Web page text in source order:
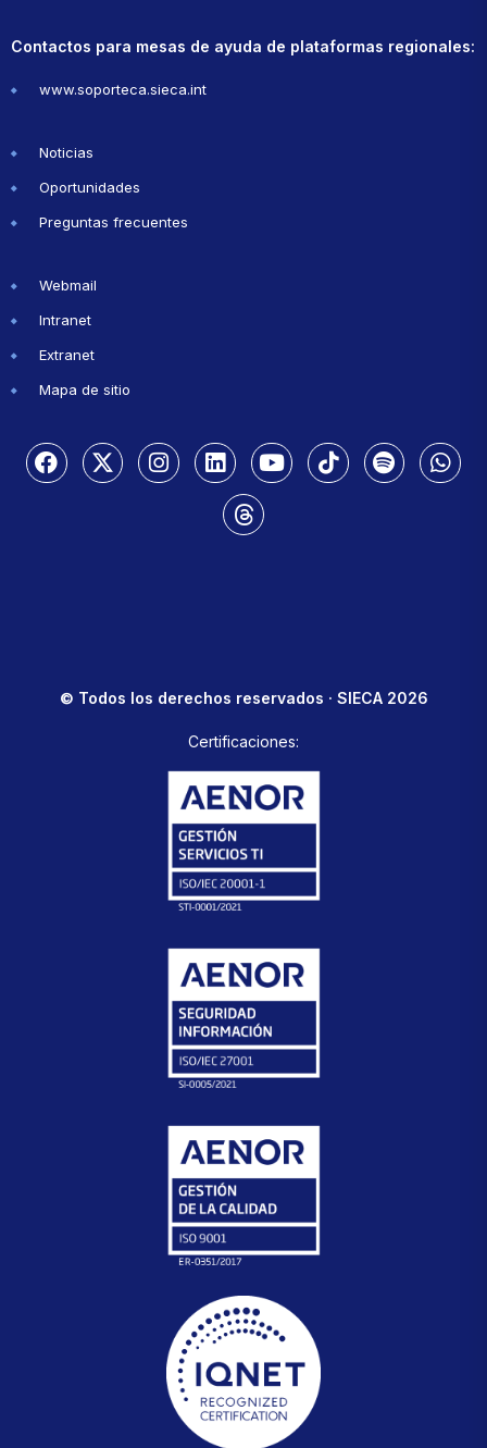
Contactos para mesas de ayuda de plataformas regionales:
www.soporteca.sieca.int
Noticias
Oportunidades
Preguntas frecuentes
Webmail
Intranet
Extranet
Mapa de sitio
© Todos los derechos reservados · SIECA 2026
Certificaciones: